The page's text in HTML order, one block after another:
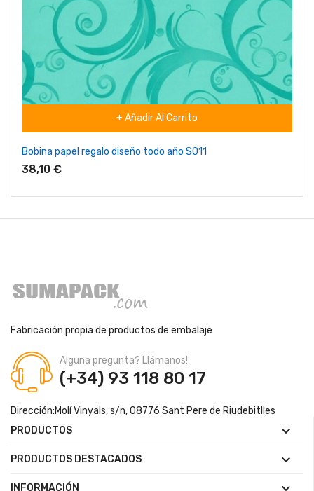
+ Añadir Al Carrito
Bobina papel regalo diseño todo año S011
38,10 €
Fabricación propia de productos de embalaje
Alguna pregunta? Llámanos!
(+34) 93 118 80 17
Dirección:Molí Vinyals, s/n, 08776 Sant Pere de Riudebitlles
PRODUCTOS

PRODUCTOS DESTACADOS 
INFORMACIÓN